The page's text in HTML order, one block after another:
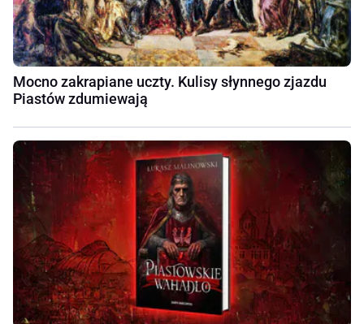
Mocno zakrapiane uczty. Kulisy słynnego zjazdu
Piastów zdumiewają